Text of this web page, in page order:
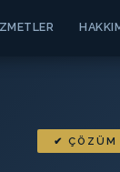
✔ ÇÖZÜM